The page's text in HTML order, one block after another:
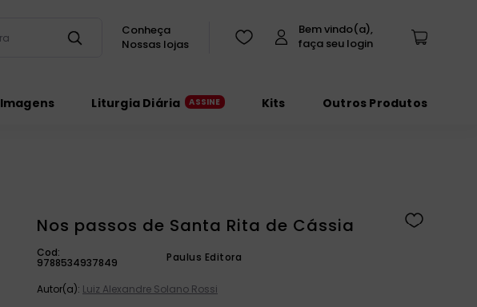
Conheça
Nossas lojas
Imagens Liturgia Diária Kits Outros Produtos
Nos passos de Santa Rita de Cássia
Cod:
9788534937849 Paulus Editora
Autor(a): Luiz Alexandre Solano Rossi